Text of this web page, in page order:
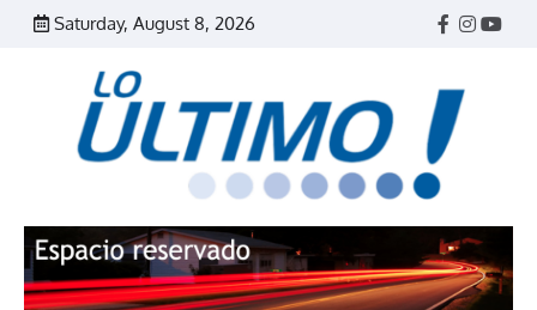
Skip
Saturday, August 8, 2026
Facebook